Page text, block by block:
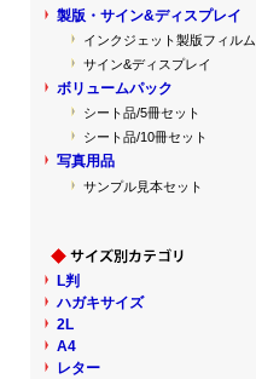
製版・サイン&ディスプレイ
インクジェット製版フィルム
サイン&ディスプレイ
ボリュームパック
シート品/5冊セット
シート品/10冊セット
写真用品
サンプル見本セット
L判
ハガキサイズ
2L
A4
レター